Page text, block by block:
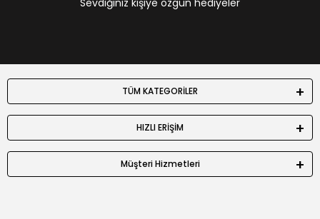
Sevdiğiniz kişiye özgün hediyeler
TÜM KATEGORİLER
HIZLI ERİŞİM
Müşteri Hizmetleri